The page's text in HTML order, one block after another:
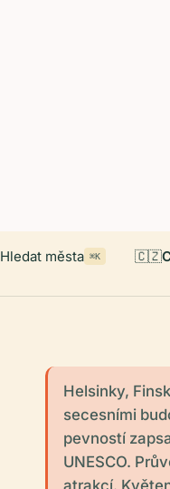
Hledat města ⌘K 🇨🇿
Helsinky,
secesními
pevností
UNESCO.
atrakcí.